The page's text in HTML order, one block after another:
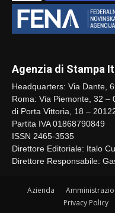
Agenzia di Stampa
Headquarters: Via Dante,
Roma: Via Piemonte, 32 –
di Porta Vittoria, 18 –
Partita IVA 01868790849
ISSN 2465-3535
Direttore Editoriale: Italo
Direttore Responsabile:
Azienda
Privacy Policy